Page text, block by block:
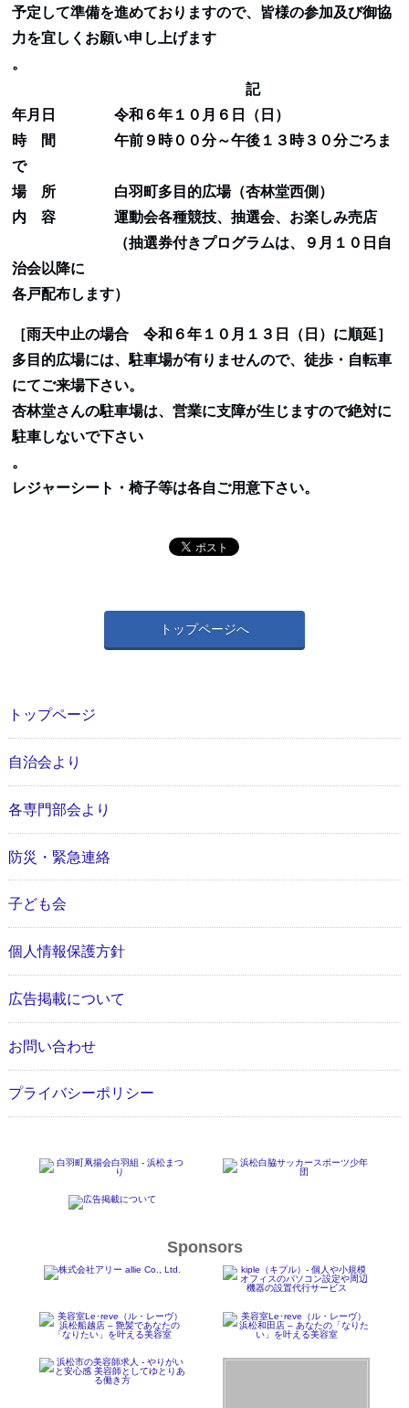
予定して準備を進めておりますので、皆様の参加及び御協
力を宜しくお願い申し上げます
。
記
年月日 令和６年１０月６日（日）
時 間 午前９時００分～午後１３時３０分ごろま
で
場 所 白羽町多目的広場（杏林堂西側）
内 容 運動会各種競技、抽選会、お楽しみ売店
（抽選券付きプログラムは、９月１０日自
治会以降に
各戸配布します）
［雨天中止の場合 令和６年１０月１３日（日）に順延］
多目的広場には、駐車場が有りませんので、徒歩・自転車
にてご来場下さい。
杏林堂さんの駐車場は、営業に支障が生じますので絶対に
駐車しないで下さい
。
レジャーシート・椅子等は各自ご用意下さい。
トップページへ
トップページ
自治会より
各専門部会より
防災・緊急連絡
子ども会
個人情報保護方針
広告掲載について
お問い合わせ
プライバシーポリシー
Sponsors